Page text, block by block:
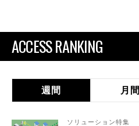
ACCESS RANKING
週間 月間
ソリューション特集